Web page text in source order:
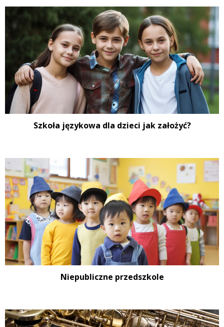
Szkoła językowa dla dzieci jak założyć?
Niepubliczne przedszkole